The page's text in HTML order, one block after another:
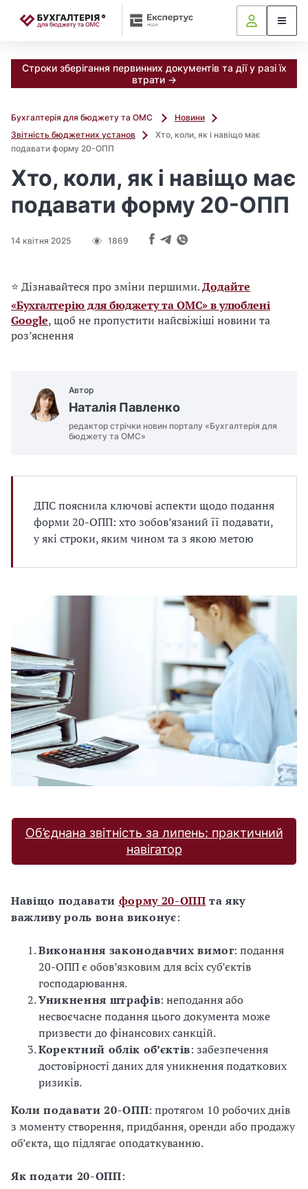
Строки зберігання первинних документів та дії у разі їх
втрати →
Бухгалтерія для бюджету та ОМС
Новини
Звітність бюджетних установ
Хто, коли, як і навіщо має
подавати форму 20-ОПП
Хто, коли, як і навіщо має
подавати форму 20-ОПП
14 квітня 2025 1869
⭐ Дізнавайтеся про зміни першими.Додайте
«Бухгалтерію для бюджету та ОМС» в улюблені
Google, щоб не пропустити найсвіжіші новини та
роз’яснення
Автор
Наталія Павленко
редактор стрічки новин порталу «Бухгалтерія для
бюджету та ОМС»
ДПС пояснила ключові аспекти щодо подання
форми 20-ОПП: хто зобов’язаний її подавати,
у які строки, яким чином та з якою метою
Об’єднана звітність за липень: практичний
навігатор
Навіщо подавати форму 20-ОПП та яку
важливу роль вона виконує:
Виконання законодавчих вимог: подання
20-ОПП є обов’язковим для всіх суб’єктів
господарювання.
Уникнення штрафів: неподання або
несвоєчасне подання цього документа може
призвести до фінансових санкцій.
Коректний облік об’єктів: забезпечення
достовірності даних для уникнення податкових
ризиків.
Коли подавати 20-ОПП: протягом 10 робочих днів
з моменту створення, придбання, оренди або продажу
об’єкта, що підлягає оподаткуванню.
Як подати 20-ОПП: